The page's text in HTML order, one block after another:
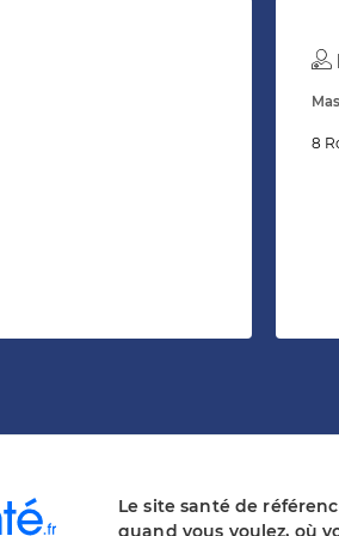
8
Le site santé de